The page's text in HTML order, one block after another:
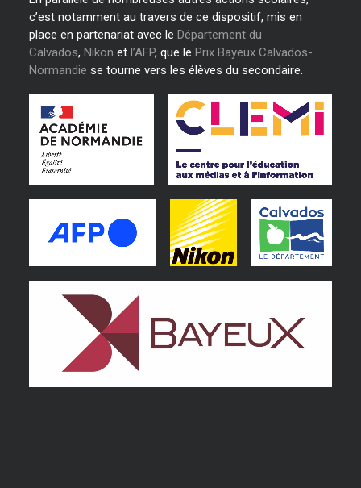
c’est notamment au travers de ce dispositif, mis en
place en partenariat avec le Département du
Calvados, Nikon et l’AFP, que le Prix Bayeux Calvados-
Normandie se tourne vers les élèves du secondaire.